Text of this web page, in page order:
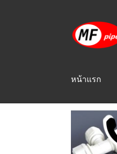
Skip
to
navigation
Skip
to
content
หน้าแรก